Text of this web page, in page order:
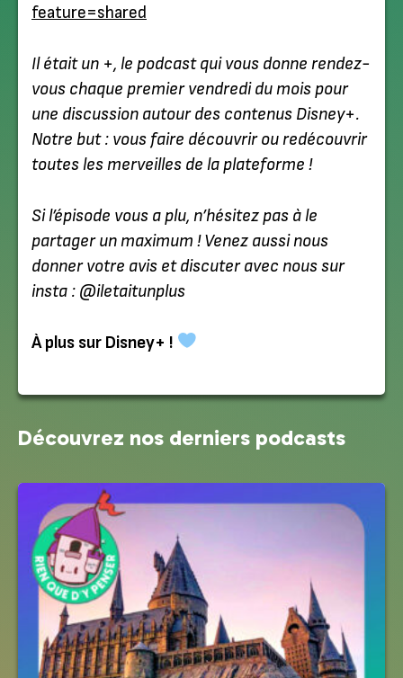
feature=shared⁠
Il était un +, le podcast qui vous donne rendez-
vous chaque premier vendredi du mois pour
une discussion autour des contenus Disney+.
Notre but : vous faire découvrir ou redécouvrir
toutes les merveilles de la plateforme !
Si l’épisode vous a plu, n’hésitez pas à le
partager un maximum ! Venez aussi nous
donner votre avis et discuter avec nous sur
insta : @iletaitunplus
À plus sur Disney+ !
Découvrez nos derniers podcasts